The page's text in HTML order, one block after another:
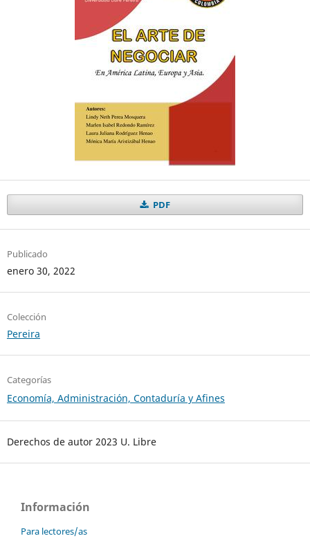
PDF
Publicado
enero 30, 2022
Colección
Pereira
Categorías
Economía, Administración, Contaduría y Afines
Derechos de autor 2023 U. Libre
Información
Para lectores/as